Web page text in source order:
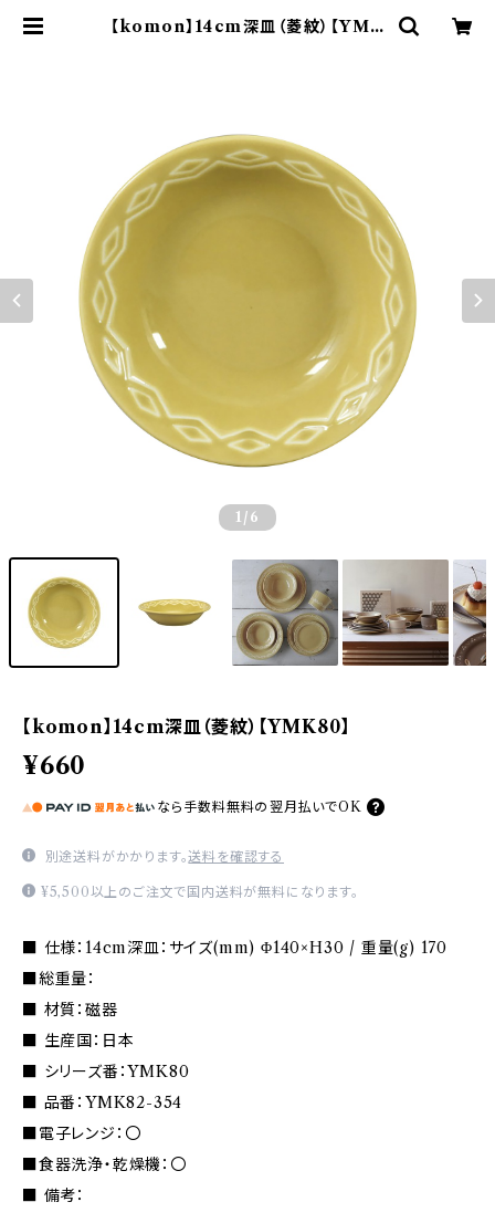
【komon】14cm深皿（菱紋）【YMK
1 /6
【komon】14cm深皿（菱紋）【YMK80】
¥660
なら 手数料無料の 翌月払いでOK
別途送料がかかります。送料を確認する
¥5,500以上のご注文で国内送料が無料になります。
■ 仕様：14cm深皿：サイズ(mm) Φ140×H30 / 重量(g) 170
■総重量：
■ 材質：磁器
■ 生産国：日本
■ シリーズ番：YMK80
■ 品番：YMK82-354
■電子レンジ：〇
■食器洗浄・乾燥機：〇
■ 備考：